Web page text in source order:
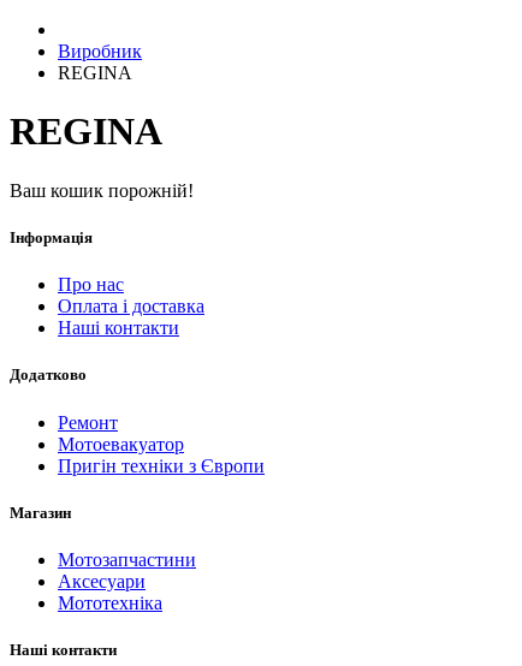
Виробник
REGINA
REGINA
Ваш кошик порожній!
Інформація
Про нас
Оплата і доставка
Наші контакти
Додатково
Ремонт
Мотоевакуатор
Пригін техніки з Європи
Магазин
Мотозапчастини
Аксесуари
Мототехніка
Наші контакти